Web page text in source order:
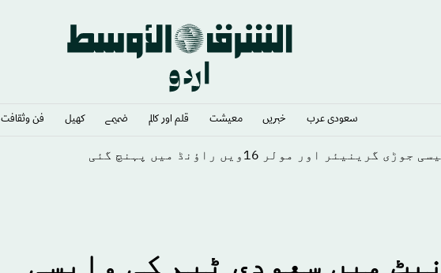
سعودى عرب خبريں معيشت قلم اور كالم ضميمے كهيل فن وثقافت
اور مولر 16ویں راؤنڈ میں پہنچ گئی
میں سعودی ٹیم کی واپسی